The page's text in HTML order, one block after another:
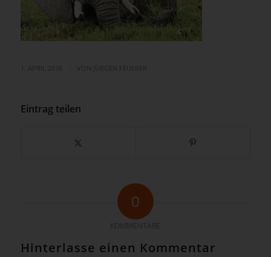
Eintrag teilen
0
Hinterlasse einen Kommentar